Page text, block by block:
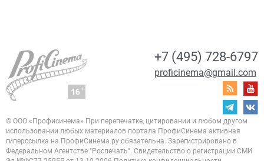
+7 (495) 728-6797
proficinema@gmail.com
© ООО «Профисинема» При перепечатке, цитировании и любом другом
использовании любых материалов портала ПрофиСинема активная
гиперссылка на ПрофиСинема.ру обязательна. Зарегистрировано в
Федеральном Агентстве "Роспечать". Свидетельство о регистрации СМИ